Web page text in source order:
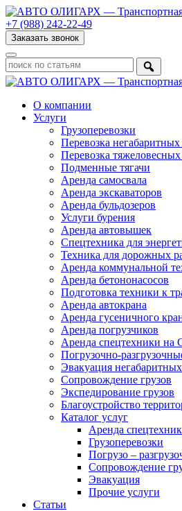
+7 (988) 242-22-49
Заказать звонок
О компании
Услуги
Грузоперевозки
Перевозка негабаритных
Перевозка тяжеловесных
Подменные тягачи
Аренда самосвала
Аренда экскаваторов
Аренда бульдозеров
Услуги бурения
Аренда автовышек
Спецтехника для
Техника для дорожных
Аренда коммунальной
Аренда бетононасосов
Подготовка техники к
Аренда автокрана
Аренда гусеничного
Аренда погрузчиков
Аренда спецтехники
Погрузочно-
Эвакуация
Сопровождение грузов
Экспедирование грузов
Благоустройство
Каталог услуг
Аренда
Грузоперевозки
Погрузо –
Сопровождение
Эвакуация
Прочие услуги
Статьи